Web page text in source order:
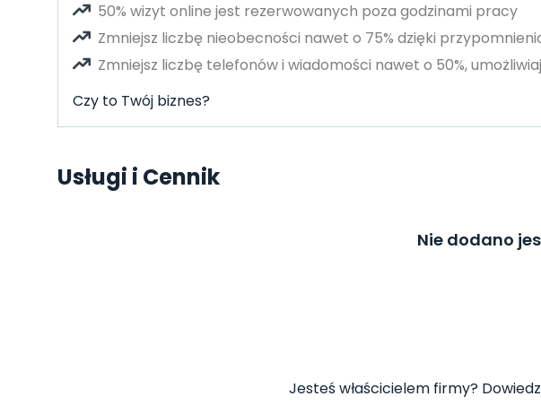
50% wizyt online jest rezerwowanych poza godzinami pracy
Zmniejsz liczbę nieobecności nawet o 75% dzięki
Zmniejsz liczbę telefonów i wiadomości nawet o 50%,
Czy to Twój biznes?
Usługi i Cennik
Nie dodano
Jesteś właścicielem firmy?